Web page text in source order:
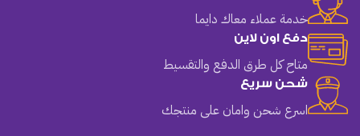
خدمة عملاء معاك دايما
دفع اون لاين
متاح كل طرق الدفع والتقسيط
شحن سريع
اسرع شحن وامان على منتجك